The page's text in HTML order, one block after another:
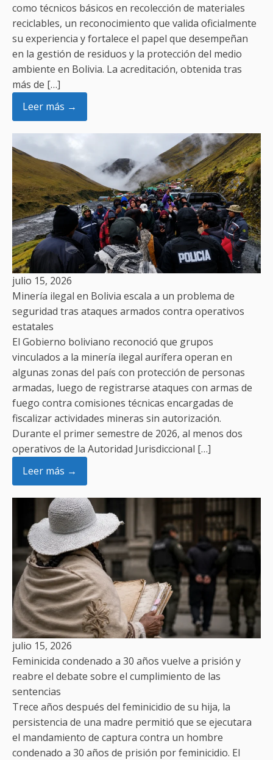
como técnicos básicos en recolección de materiales
reciclables, un reconocimiento que valida oficialmente
su experiencia y fortalece el papel que desempeñan
en la gestión de residuos y la protección del medio
ambiente en Bolivia. La acreditación, obtenida tras
más de […]
Leer más →
julio 15, 2026
Minería ilegal en Bolivia escala a un problema de
seguridad tras ataques armados contra operativos
estatales
El Gobierno boliviano reconoció que grupos
vinculados a la minería ilegal aurífera operan en
algunas zonas del país con protección de personas
armadas, luego de registrarse ataques con armas de
fuego contra comisiones técnicas encargadas de
fiscalizar actividades mineras sin autorización.
Durante el primer semestre de 2026, al menos dos
operativos de la Autoridad Jurisdiccional […]
Leer más →
julio 15, 2026
Feminicida condenado a 30 años vuelve a prisión y
reabre el debate sobre el cumplimiento de las
sentencias
Trece años después del feminicidio de su hija, la
persistencia de una madre permitió que se ejecutara
el mandamiento de captura contra un hombre
condenado a 30 años de prisión por feminicidio. El